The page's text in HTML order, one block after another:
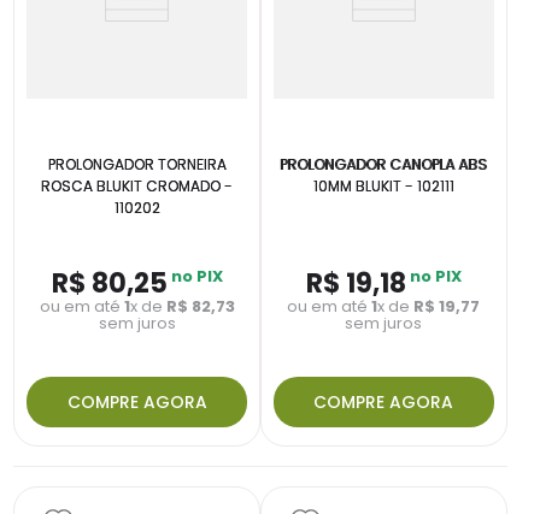
PROLONGADOR TORNEIRA
ROSCA BLUKIT CROMADO -
110202
R$ 80,25 no PIX
ou em até 1x de R$ 82,73
sem juros
COMPRE AGORA
PROLONGADOR CANOPLA ABS
10MM BLUKIT - 102111
R$ 19,18 no PIX
ou em até1x de R$ 19,77
sem juros
COMPRE AGORA